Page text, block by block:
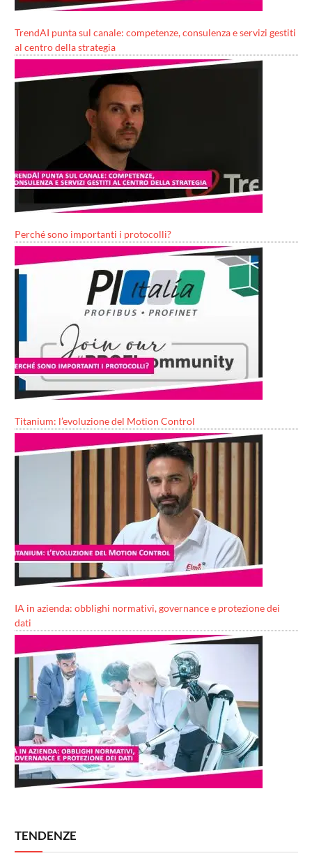
TrendAI punta sul canale: competenze, consulenza e servizi gestiti
al centro della strategia
Perché sono importanti i protocolli?
Titanium: l’evoluzione del Motion Control
IA in azienda: obblighi normativi, governance e protezione dei
dati
TENDENZE